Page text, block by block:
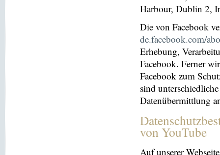
Harbour, Dublin 2,
Die von Facebook
de.facebook.com/
Erhebung,
Facebook. Ferner
Facebook zum
sind
Datenübermittlung
von YouTube
Auf unserer